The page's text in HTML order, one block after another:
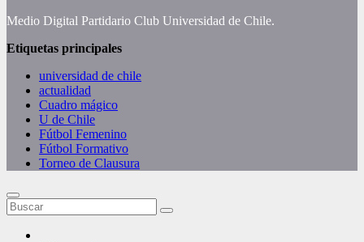
Medio Digital Partidario Club Universidad de Chile.
Etiquetas principales
universidad de chile
actualidad
Cuadro mágico
U de Chile
Fútbol Femenino
Fútbol Formativo
Torneo de Clausura